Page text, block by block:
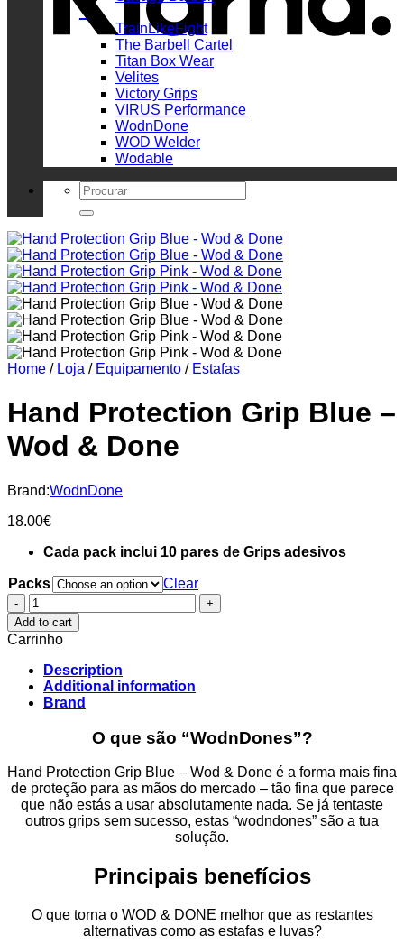
_
TrainLikeFight
The Barbell Cartel
Titan Box Wear
Velites
Victory Grips
VIRUS Performance
WodnDone
WOD Welder
Wodable
Search
for:
Home / Loja / Equipamento / Estafas
Hand Protection Grip Blue –
Wod & Done
Brand:WodnDone
18.00€
Cada pack inclui 10 pares de Grips adesivos
Packs
Clear
Hand
Protection
Grip
Blue
-
Wod
&
Done
Add to cart
Carrinho
Description
Additional information
Brand
O que são “WodnDones”?
Hand Protection Grip Blue – Wod & Done é a forma mais fina
de proteção para as mãos do mercado – tão fina que parece
que não estás a usar absolutamente nada. Se já tentaste
outros grips sem sucesso, estas “wodndones” são a tua
solução.
Principais benefícios
O que torna o WOD & DONE melhor que as restantes
alternativas como as estafas e luvas?